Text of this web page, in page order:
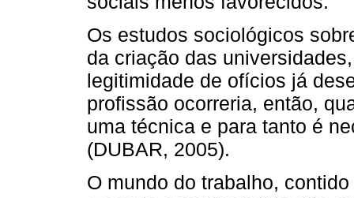
Os estudos sociológicos
da criação das
legitimidade de ofícios já
profissão ocorreria, então,
uma técnica e para tanto é
(DUBAR, 2005).
O mundo do trabalho,